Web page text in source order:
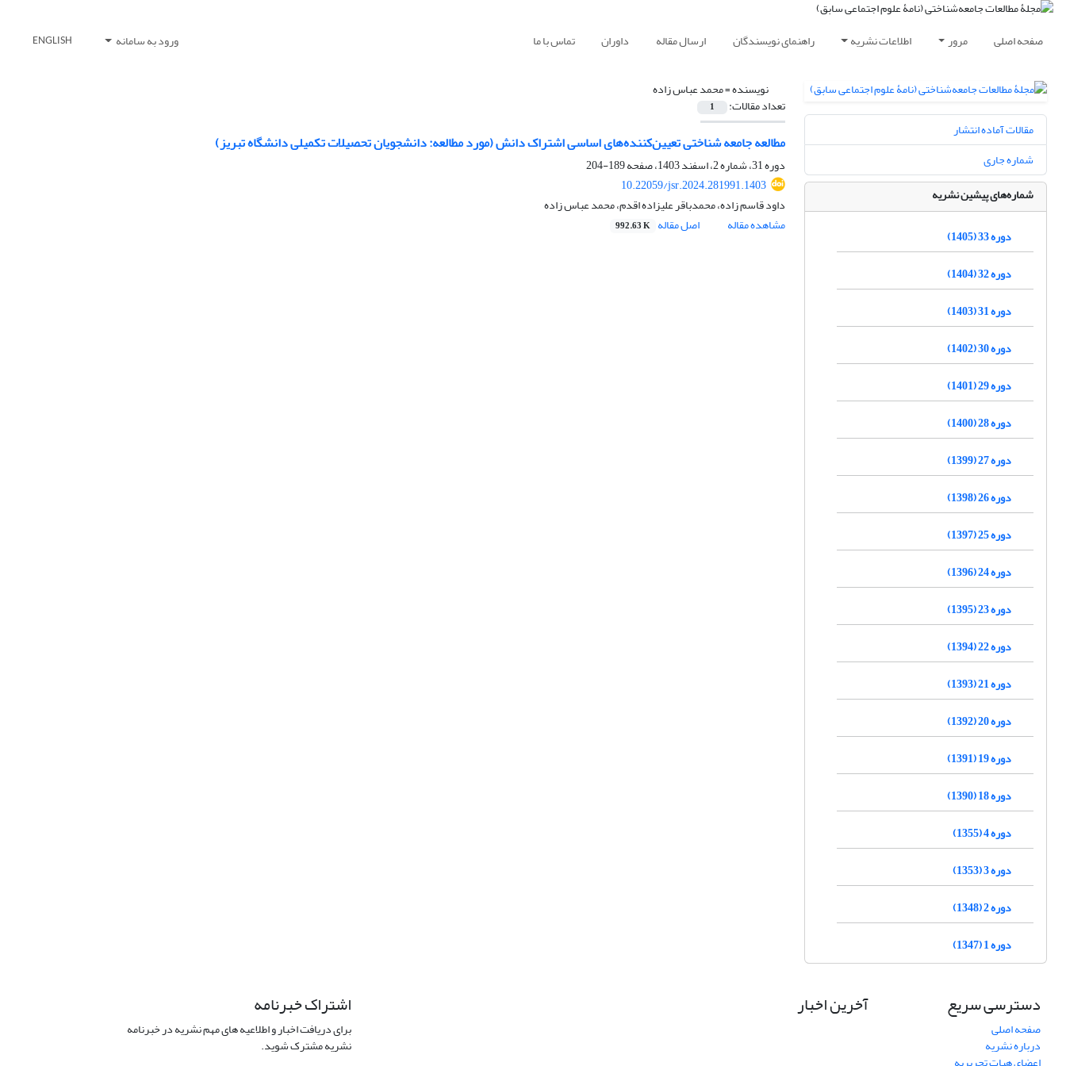
صفحه اصلی مرور اطلاعات نشریه راهنمای نویسندگان ارسال مقاله داوران تماس با ما ورود به سامانه ENGLISH
نویسنده =محمد عباس زاده
تعداد مقالات: 1
مطالعه جامعه شناختی تعیین‌کننده‌های اساسی اشتراک دانش (مورد مطالعه: دانشجویان تحصیلات تکمیلی دانشگاه تبریز)
دوره 31، شماره 2، اسفند 1403، صفحه
189-204
10.22059/jsr.2024.281991.1403
داود قاسم زاده، محمدباقر علیزاده اقدم، محمد عباس زاده
مشاهده مقاله
اصل مقاله 992.63 K
مقالات آماده انتشار
شماره جاری
شماره‌های پیشین نشریه
دوره 33 (1405)
دوره 32 (1404)
دوره 31 (1403)
دوره 30 (1402)
دوره 29 (1401)
دوره 28 (1400)
دوره 27 (1399)
دوره 26 (1398)
دوره 25 (1397)
دوره 24 (1396)
دوره 23 (1395)
دوره 22 (1394)
دوره 21 (1393)
دوره 20 (1392)
دوره 19 (1391)
دوره 18 (1390)
دوره 4 (1355)
دوره 3 (1353)
دوره 2 (1348)
دوره 1 (1347)
دسترسی سریع
صفحه اصلی
درباره نشریه
آخرین اخبار اشتراک خبرنامه
برای دریافت اخبار و اطلاعیه های مهم نشریه در خبرنامه
نشریه مشترک شوید.